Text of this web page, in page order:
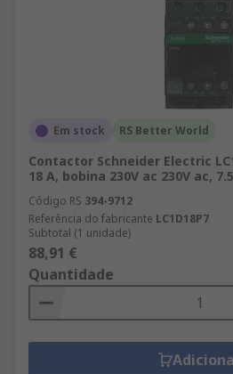
Em stock RS Better World
Contactor Schneider Electric
18 A, bobina 230V ac 230V ac,
Código RS 394-9712
Referência do fabricante LC1D18P7
Subtotal (1 unidade)
88,91 €
Quantidade